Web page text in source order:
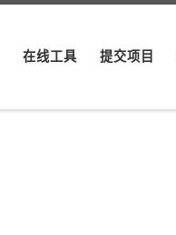
在线工具 提交项目